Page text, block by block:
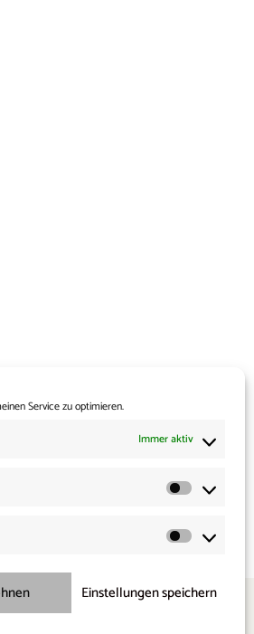
Service zu optimieren.
Immer aktiv
Einstellungen speichern